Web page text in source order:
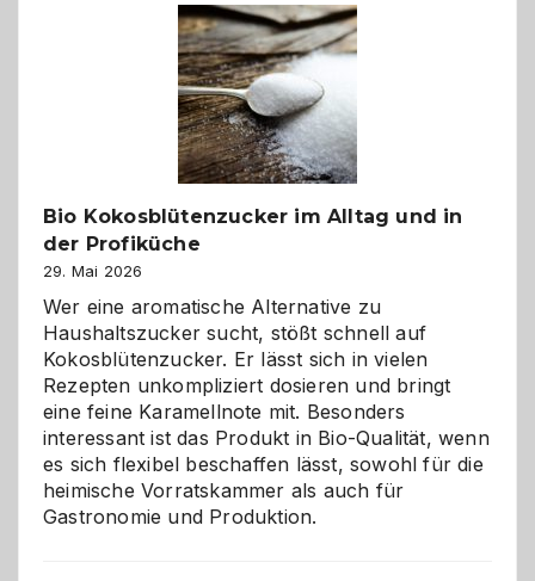
Freund
in
Gefahr
ist:
Brandschutz
für
Hunde
eigenen
Bio Kokosblütenzucker im Alltag und in
der Profiküche
29. Mai 2026
Wer eine aromatische Alternative zu
Haushaltszucker sucht, stößt schnell auf
Kokosblütenzucker. Er lässt sich in vielen
Rezepten unkompliziert dosieren und bringt
eine feine Karamellnote mit. Besonders
interessant ist das Produkt in Bio-Qualität, wenn
es sich flexibel beschaffen lässt, sowohl für die
heimische Vorratskammer als auch für
Gastronomie und Produktion.